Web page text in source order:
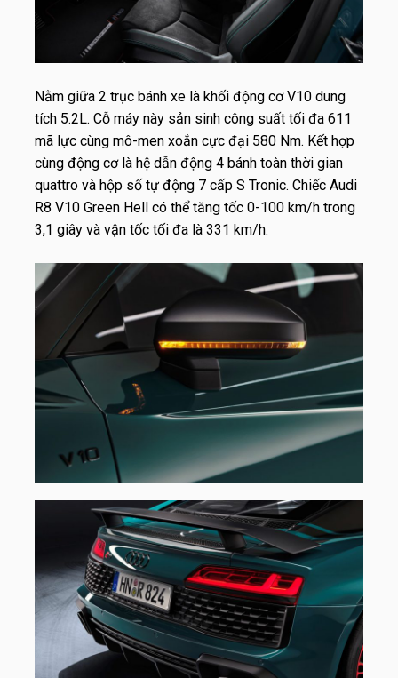
Nằm giữa 2 trục bánh xe là khối động cơ V10 dung
tích 5.2L. Cỗ máy này sản sinh công suất tối đa 611
mã lực cùng mô-men xoắn cực đại 580 Nm. Kết hợp
cùng động cơ là hệ dẫn động 4 bánh toàn thời gian
quattro và hộp số tự động 7 cấp S Tronic. Chiếc Audi
R8 V10 Green Hell có thể tăng tốc 0-100 km/h trong
3,1 giây và vận tốc tối đa là 331 km/h.